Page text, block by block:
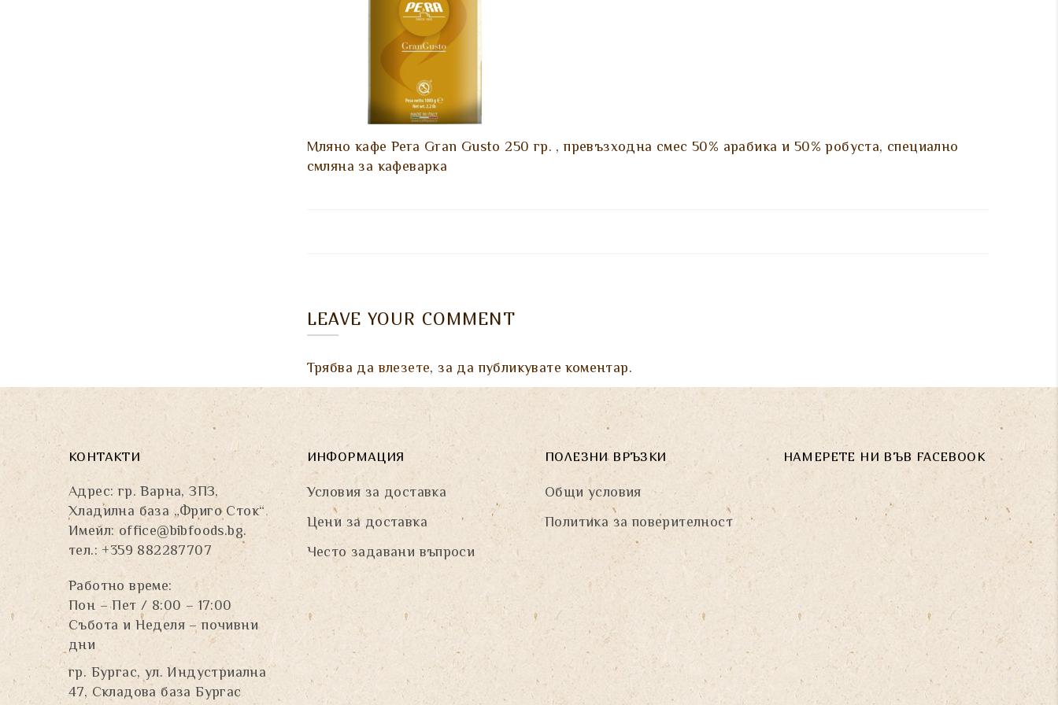
Мляно кафе Pera Gran Gusto 250 гр. , превъзходна смес 50% арабика и 50% робуста, специално
смляна за кафеварка
LEAVE YOUR COMMENT
Трябва давлезете, за да публикувате коментар.
КОНТАКТИ
Адрес: гр. Варна, ЗПЗ,
Хладилна база „Фриго Сток“
Имейл:office@bibfoods.bg.
тел.: +359 882287707
Работно време:
Пон – Пет / 8:00 – 17:00
Събота и Неделя – почивни
дни
гр. Бургас, ул. Индустриална
47, Складова база Бургас
ИНФОРМАЦИЯ
Условия за доставка
Цени за доставка
Често задавани въпроси
ПОЛЕЗНИ ВРЪЗКИ
Общи условия
Политика за поверителност
НАМЕРЕТЕ НИ ВЪВ FACEBOOK